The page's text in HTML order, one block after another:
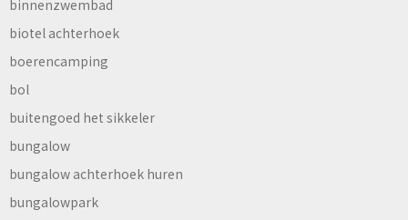
binnenzwembad
biotel achterhoek
boerencamping
bol
buitengoed het sikkeler
bungalow
bungalow achterhoek huren
bungalowpark